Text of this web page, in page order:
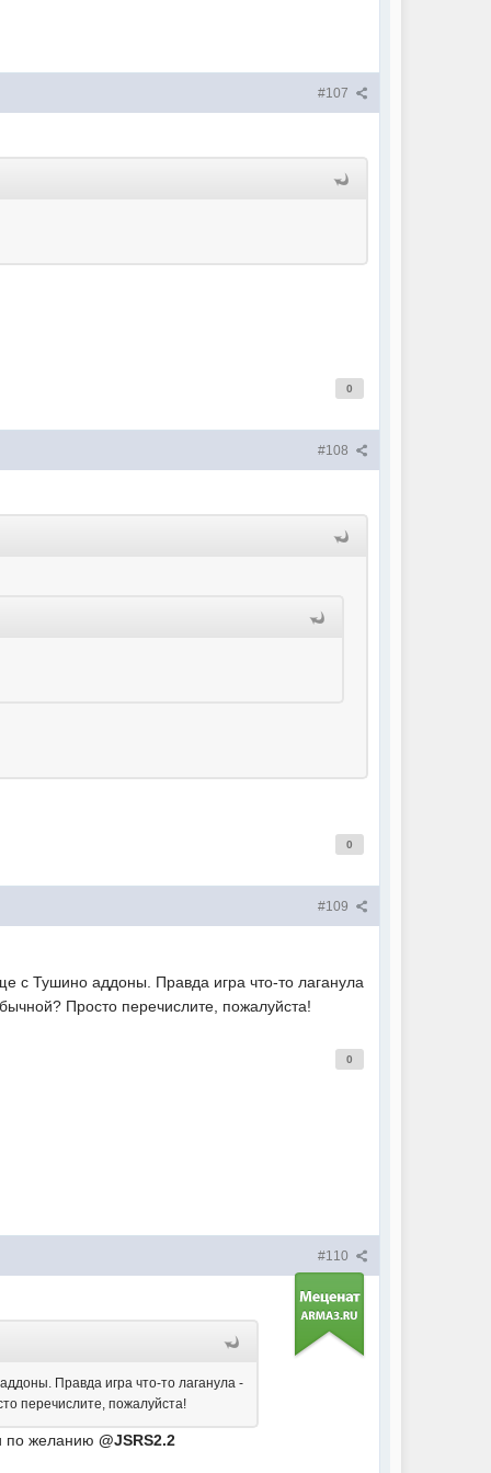
#107
0
#108
0
#109
с Тушино аддоны. Правда игра что-то лаганула
Просто перечислите, пожалуйста!
0
#110
Правда игра что-то лаганула -
перечислите, пожалуйста!
по желанию @JSRS2.2